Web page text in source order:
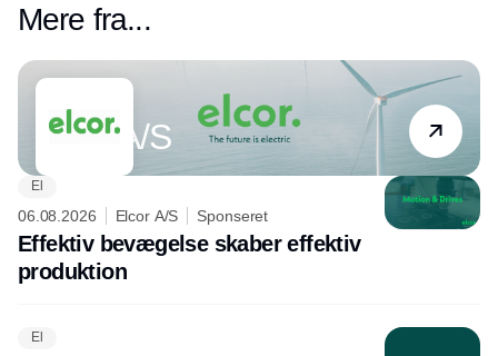
Mere fra...
Partner
Elcor A/S
El
06.08.2026 Elcor A/S Sponseret
Effektiv bevægelse skaber effektiv
produktion
El